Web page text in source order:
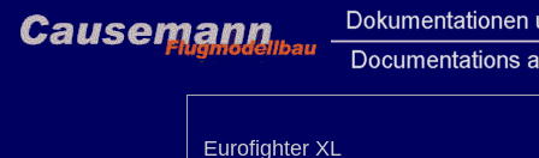
Eurofighter XL